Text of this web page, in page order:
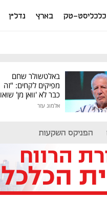
כלכליסט-טק בארץ נדל"ן
באלטשולר שחם
מפיקים לקחים: "זה
כבר לא 'וואן מן' שואו
של גילעד"
אלמוג עזר
הפניקס השקעות